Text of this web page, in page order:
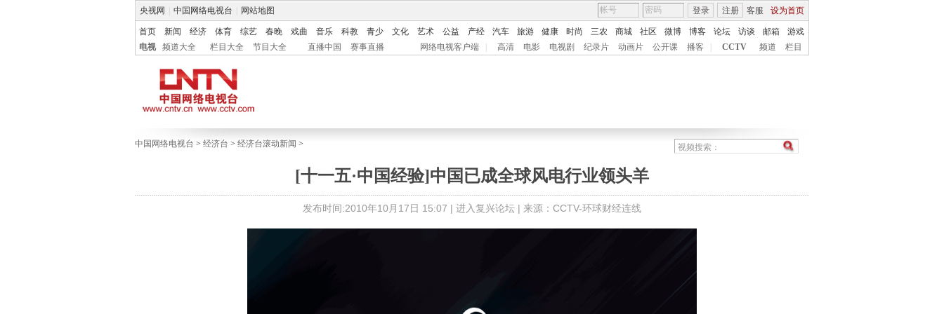
央视网 中国网络电视台 网站地图 客服 设为首页
登录 注册
首页 新闻 经济 体育 综艺 春晚 戏曲 音乐 科教 青少 文化 艺术 公益 产经 汽车 旅游 健康 时尚 三农 商城 社区 微博 博客 论坛 访谈 邮箱
游戏
电视
频道大全 栏目大全 节目大全 直播中国 赛事直播 网络电视客户端 高清 电影 电视剧 纪录片 动画片 公开课 播客 CCTV 频道 栏目
中国网络电视台 > 经济台 > 经济台滚动新闻 >
[十一五·中国经验]中国已成全球风电行业领头羊
发布时间:2010年10月17日 15:07 | 进入复兴论坛 | 来源：CCTV-环球财经连线